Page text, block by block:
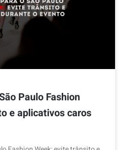
Paulo Fashion
e aplicativos caros